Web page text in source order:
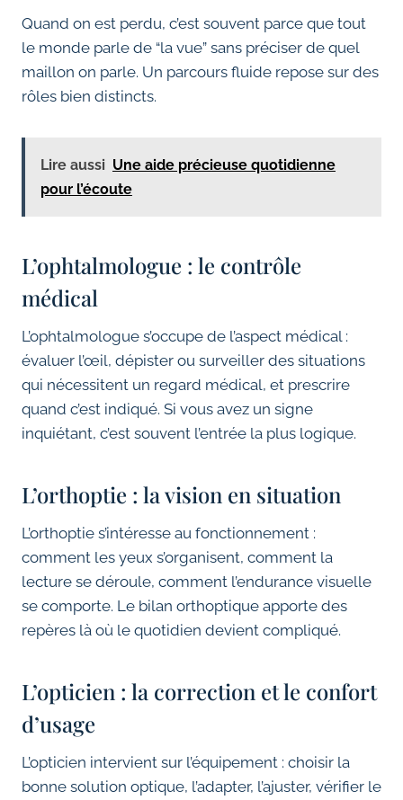
Quand on est perdu, c’est souvent parce que tout
le monde parle de “la vue” sans préciser de quel
maillon on parle. Un parcours fluide repose sur des
rôles bien distincts.
Lire aussi Une aide précieuse quotidienne
pour l’écoute
L’ophtalmologue : le contrôle
médical
L’ophtalmologue s’occupe de l’aspect médical :
évaluer l’œil, dépister ou surveiller des situations
qui nécessitent un regard médical, et prescrire
quand c’est indiqué. Si vous avez un signe
inquiétant, c’est souvent l’entrée la plus logique.
L’orthoptie : la vision en situation
L’orthoptie s’intéresse au fonctionnement :
comment les yeux s’organisent, comment la
lecture se déroule, comment l’endurance visuelle
se comporte. Le bilan orthoptique apporte des
repères là où le quotidien devient compliqué.
L’opticien : la correction et le confort
d’usage
L’opticien intervient sur l’équipement : choisir la
bonne solution optique, l’adapter, l’ajuster, vérifier le